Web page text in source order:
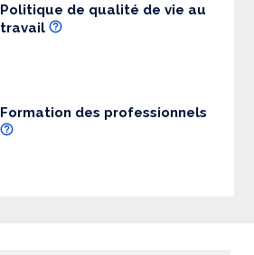
Politique de qualité de vie au
travail
Formation des professionnels